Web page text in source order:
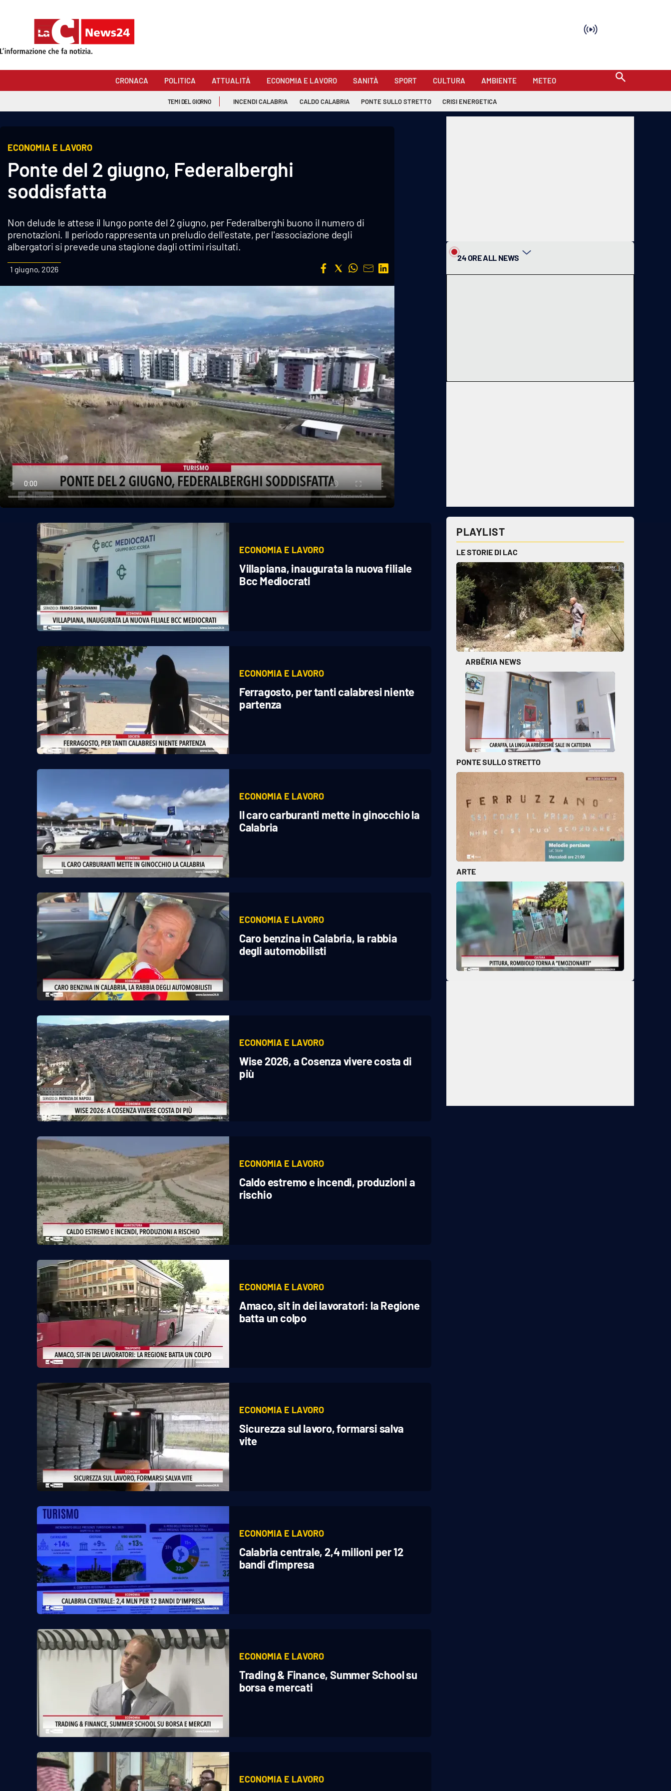
Sezioni
Attualità
Cultura
Editoriali
Ambiente
Cronaca
Cultura
Economia e Lavoro
Politica
Società
Rubriche
Good Morning Vietnam
Parchi Marini Calabria
Leggendo Alvaro insieme
Le perfidie di Antonella Grippo
Venti di comunicazione
Streaming
Vibo Valentia
Reggio Calabria
Lamezia Terme
Buona Sanità Calabria
Calabriavisione
Destinazioni
Lacitymag.it
Lacapitalenews.it
Cosenzachannel.it
Catanzarochannel.it
Vai
Cookie policy
Note legali
CRONACA POLITICA ATTUALITÀ ECONOMIA E LAVORO SANITÀ SPORT CULTURA AMBIENTE METEO
TEMI DEL GIORNO INCENDI CALABRIA CALDO CALABRIA PONTE SULLO STRETTO CRISI ENERGETICA
ECONOMIA E LAVORO
Ponte del 2 giugno, Federalberghi
soddisfatta
Non delude le attese il lungo ponte del 2 giugno, per Federalberghi buono il numero di
prenotazioni. Il periodo rappresenta un preludio dell'estate, per l'associazione degli
albergatori si prevede una stagione dagli ottimi risultati.
1 giugno, 2026
ECONOMIA E LAVORO
Villapiana, inaugurata la nuova filiale
Bcc Mediocrati
ECONOMIA E LAVORO
Ferragosto, per tanti calabresi niente
partenza
ECONOMIA E LAVORO
Il caro carburanti mette in ginocchio la
Calabria
ECONOMIA E LAVORO
Caro benzina in Calabria, la rabbia
degli automobilisti
ECONOMIA E LAVORO
Wise 2026, a Cosenza vivere costa di
più
ECONOMIA E LAVORO
Caldo estremo e incendi, produzioni a
rischio
ECONOMIA E LAVORO
Amaco, sit in dei lavoratori: la Regione
batta un colpo
ECONOMIA E LAVORO
Sicurezza sul lavoro, formarsi salva
vite
ECONOMIA E LAVORO
Calabria centrale, 2,4 milioni per 12
bandi d'impresa
ECONOMIA E LAVORO
Trading & Finance, Summer School su
borsa e mercati
ECONOMIA E LAVORO
24 ORE ALL NEWS
PLAYLIST
LE STORIE DI LAC
ARBËRIA NEWS
PONTE SULLO STRETTO
ARTE